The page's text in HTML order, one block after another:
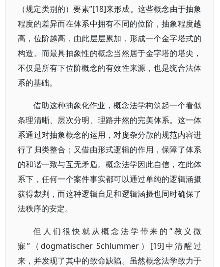
（规定类别的）要素”[18]来形成。这些概念由于抽象
程度的差异而在体系中拥有不同的位阶，抽象程度越
高，位阶越高，由此层层累加，形成一个金字塔式的
构造。而最具抽象性的概念当然居于金字塔的塔尖，
不仅是所有下位阶概念的有效性来源，也是统合法体
系的基础。
借助这种抽象化作业，概念法学构筑起一个看似
条理清晰、层次分明、理路井然的完美体系。这一体
系通过对抽象概念的运用，对庞杂分散的规范内容进
行了归类整合；又借由形式逻辑的作用，保障了体系
的和谐一致与互无矛盾。概念法学因此自信，在此体
系下，任何一个案件事实都可以通过单纯的逻辑涵摄
获得裁判，而这种逻辑自足和逻辑涵摄也同时确保了
法秩序的安定。
但人们很快就从概念法学带来的“教义微
寐”（dogmatischer Schlummer）[19]中清醒过
来，并发现了其中的致命缺陷。虽然概念法学致力于